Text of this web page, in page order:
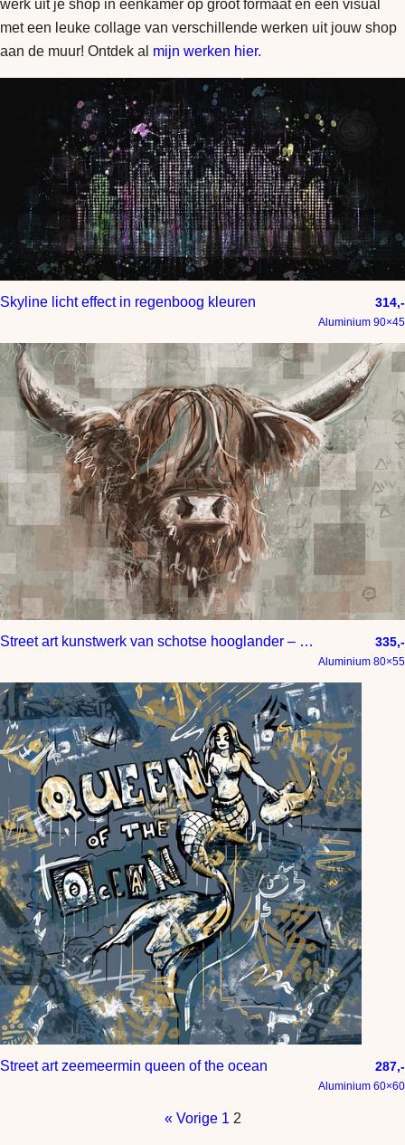
werk uit je shop in eenkamer op groot formaat en een visual
met een leuke collage van verschillende werken uit jouw shop
aan de muur! Ontdek al mijn werken hier.
Skyline licht effect in regenboog kleuren 314,-
Aluminium 90×45
Street art kunstwerk van schotse hooglander – stoere roodharige koe 335,-
Aluminium 80×55
Street art zeemeermin queen of the ocean 287,-
Aluminium 60×60
« Vorige 1 2